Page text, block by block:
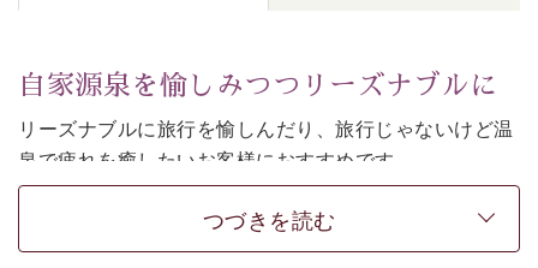
自家源泉を愉しみつつリーズナブルに
リーズナブルに旅行を愉しんだり、旅行じゃないけど温
泉で疲れを癒したいお客様におすすめです。
和モダンの落ち着くお部屋でお休みください。
-----------【安心への取り組み】----------
つづきを読む